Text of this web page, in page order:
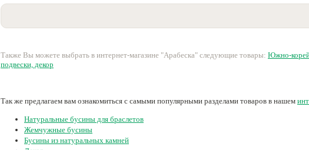
Также Вы можете выбрать в интернет-магазине "Арабеска" следующие товары: Южно-
подвески, декор
Так же предлагаем вам ознакомиться с самыми популярными разделами товаров в нашем
Натуральные бусины для браслетов
Жемчужные бусины
Бусины из натуральных камней